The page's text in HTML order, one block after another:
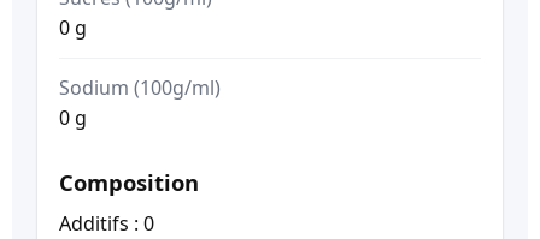
0 g
Sodium (100g/ml)
0 g
Composition
Additifs : 0